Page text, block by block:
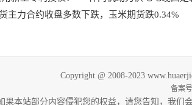
主力合约收盘多数下跌，玉米期货跌0.34%
Copyright @ 2008-2023
备案号
果本站部分内容侵犯您的权益，请您告知，我们